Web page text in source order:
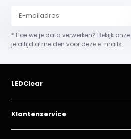
* Hoe we je data verwerken? Bekijk
je altijd afmelden voor deze e-mails.
LEDClear
Klantenservice